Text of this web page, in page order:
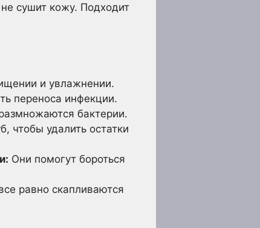
сушит кожу. Подходит
и увлажнении.
переноса инфекции.
бактерии.
чтобы удалить остатки
Они помогут бороться
равно скапливаются